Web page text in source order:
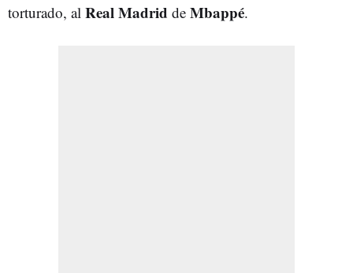
torturado, al RealMadrid de Mbappé.